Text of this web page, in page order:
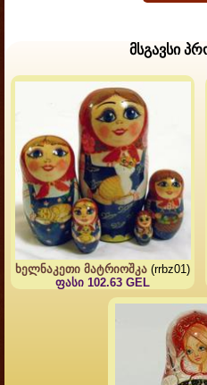
მსგავსი
ხელნაკეთი მატრიოშკა (rrbz01)
ფასი 102.63 GEL